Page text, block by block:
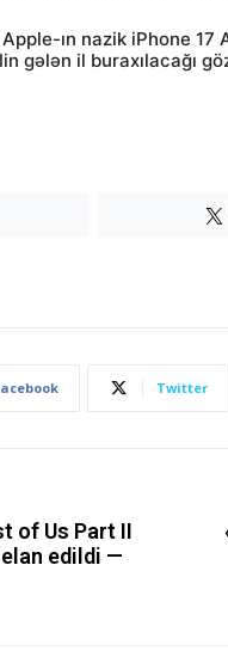
ın nazik iPhone 17
gələn il buraxılacağı
Twitter
of Us Part II
elan edildi —